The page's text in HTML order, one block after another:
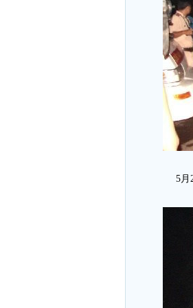
5月